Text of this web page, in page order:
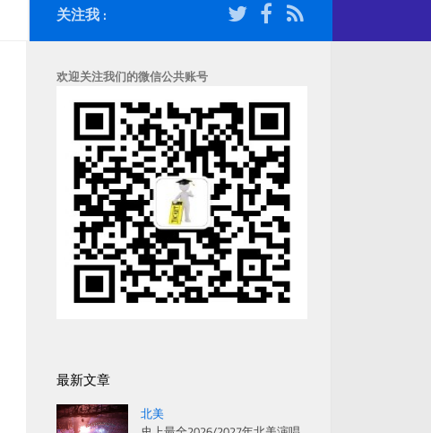
关注我 :
欢迎关注我们的微信公共账号
最新文章
北美